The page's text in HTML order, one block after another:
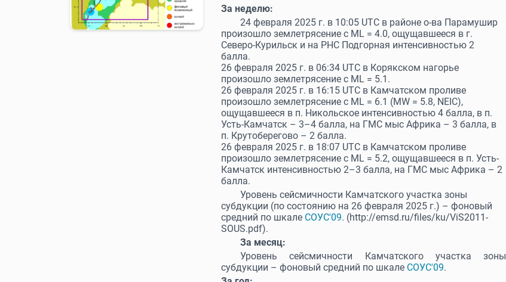
За неделю:
24 февраля 2025 г. в 10:05 UTC в районе о-ва Парамушир
произошло землетрясение с МL = 4.0, ощущавшееся в г.
Северо-Курильск и на РНС Подгорная интенсивностью 2
балла.
26 февраля 2025 г. в 06:34 UTC в Корякском нагорье
произошло землетрясение с МL = 5.1.
26 февраля 2025 г. в 16:15 UTC в Камчатском проливе
произошло землетрясение с МL = 6.1 (MW = 5.8, NEIC),
ощущавшееся в п. Никольское интенсивностью 4 балла, в п.
Усть-Камчатск – 3–4 балла, на ГМС мыс Африка – 3 балла, в
п. Крутоберегово – 2 балла.
26 февраля 2025 г. в 18:07 UTC в Камчатском проливе
произошло землетрясение с МL = 5.2, ощущавшееся в п. Усть-
Камчатск интенсивностью 2–3 балла, на ГМС мыс Африка – 2
балла.
Уровень сейсмичности Камчатского участка зоны
субдукции (по состоянию на 26 февраля 2025 г.) – фоновый
средний по шкале СОУС'09. (http://emsd.ru/files/ku/ViS2011-
SOUS.pdf).
За месяц:
Уровень сейсмичности Камчатского участка зоны
субдукции – фоновый средний по шкале СОУС'09.